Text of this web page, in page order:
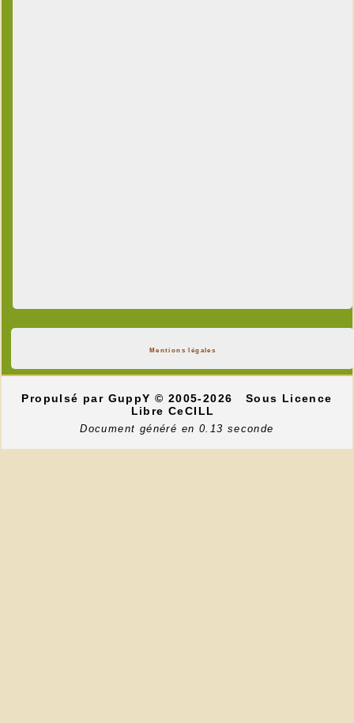
Mentions légales
Propulsé par GuppY© 2005-2026
Sous Licence
Libre CeCILL
Document généré en 0.13 seconde